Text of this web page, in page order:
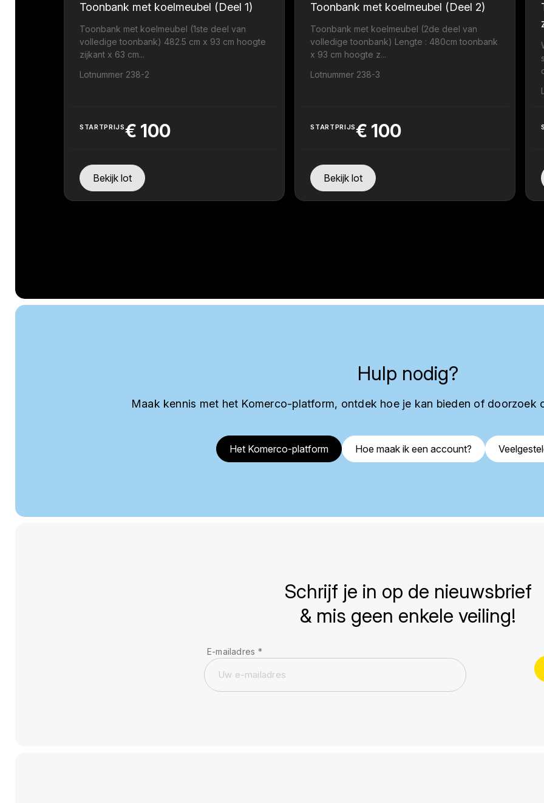
Toonbank met koelmeubel (Deel 1)
Toonbank met koelmeubel (1ste deel van
volledige toonbank) 482.5 cm x 93 cm hoogte
zijkant x 63 cm...
Lotnummer 238-2
STARTPRIJS€ 100
Bekijk lot
Toonbank met koelmeubel (Deel 2)
Toonbank met koelmeubel (2de deel van
volledige toonbank) Lengte : 480cm toonbank
x 93 cm hoogte z...
Lotnummer 238-3
STARTPRIJS€ 100
Bekijk lot
Hulp nodig?
Maak kennis met het Komerco-platform, ontdek hoe je kan bieden of doorzoek
Het Komerco-platform Hoe maak ik een account?
Schrijf je in op de nieuwsbrief
& mis geen enkele veiling!
E-mailadres *